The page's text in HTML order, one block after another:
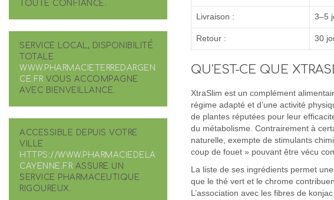
TOUTE CONFIANCE.
SERVICE LOCAL, DISPONIBILITÉ
TOTALE
WWW.PHARMACIETERREDARGEN
CE.FRVOUS ACCOMPAGNE
AVEC BIENVEILLANCE.
ACCESSIBLE DEPUIS VOTRE
VILLE
HTTPS://WWW.PHARMACIEDELA
CAYENNE.FRASSURE UN
SERVICE PHARMACEUTIQUE
RIGOUREUX.
Livraison : 3–5
Retour : 30
QU'EST-CE QUE
XtraSlim est un complément
régime adapté et d’une activité
de plantes réputées pour leur
du métabolisme. Contrairement à
naturelle, exempte de stimulants
coup de fouet » pouvant être vécu
La liste de ses ingrédients permet
que le thé vert et le chrome
L’association avec les fibres de